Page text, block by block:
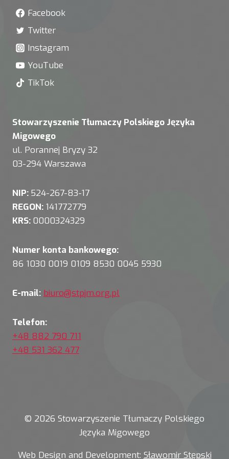
Facebook
Twitter
Instagram
YouTube
TikTok
Stowarzyszenie Tłumaczy Polskiego Języka
Migowego
ul. Porannej Bryzy 32
03-294 Warszawa
NIP: 524-267-83-17
REGON: 141772779
KRS: 0000324329
Numer konta bankowego:
86 1030 0019 0109 8530 0045 5930
E-mail: biuro@stpjm.org.pl
Telefon:
+48 882 790 711
+48 531 362 477
© 2026 Stowarzyszenie Tłumaczy Polskiego
Języka Migowego
Web Design and Development: Sławomir Stępski